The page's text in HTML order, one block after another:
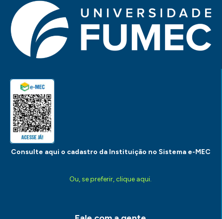
Consulte aqui o cadastro da Instituição no Sistema e-MEC
Ou, se preferir, clique aqui.